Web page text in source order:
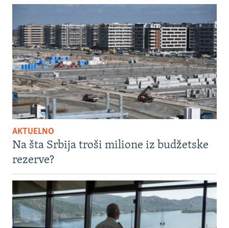
AKTUELNO
Na šta Srbija troši milione iz budžetske
rezerve?